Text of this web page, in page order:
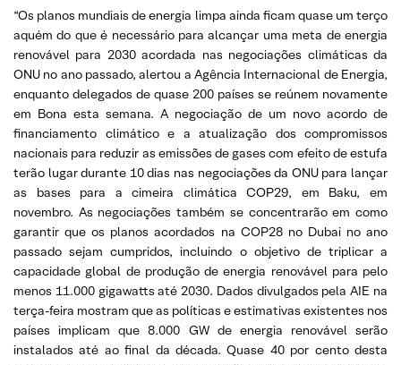
“Os planos mundiais de energia limpa ainda ficam quase um terço
aquém do que é necessário para alcançar uma meta de energia
renovável para 2030 acordada nas negociações climáticas da
ONU no ano passado, alertou a Agência Internacional de Energia,
enquanto delegados de quase 200 países se reúnem novamente
em Bona esta semana. A negociação de um novo acordo de
financiamento climático e a atualização dos compromissos
nacionais para reduzir as emissões de gases com efeito de estufa
terão lugar durante 10 dias nas negociações da ONU para lançar
as bases para a cimeira climática COP29, em Baku, em
novembro. As negociações também se concentrarão em como
garantir que os planos acordados na COP28 no Dubai no ano
passado sejam cumpridos, incluindo o objetivo de triplicar a
capacidade global de produção de energia renovável para pelo
menos 11.000 gigawatts até 2030. Dados divulgados pela AIE na
terça-feira mostram que as políticas e estimativas existentes nos
países implicam que 8.000 GW de energia renovável serão
instalados até ao final da década. Quase 40 por cento desta